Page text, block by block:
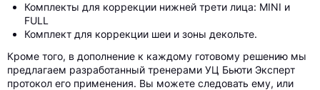
Комплекты для коррекции нижней трети лица: MINI и
FULL
Комплект для коррекции шеи и зоны декольте.
Кроме того, в дополнение к каждому готовому решению мы
предлагаем разработанный тренерами УЦ Бьюти Эксперт
протокол его применения. Вы можете следовать ему, или